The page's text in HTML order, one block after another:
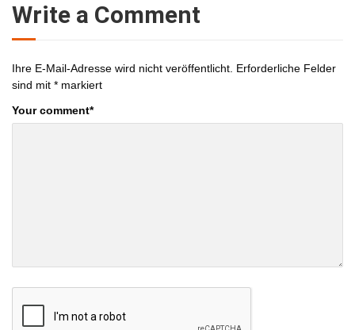
Write a Comment
Ihre E-Mail-Adresse wird nicht veröffentlicht. Erforderliche Felder
sind mit * markiert
Your comment*